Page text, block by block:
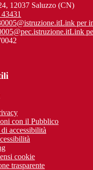
12037 Saluzzo (CN)
Link per
Link
con il Pubblico
accessibilità
cookie
trasparente